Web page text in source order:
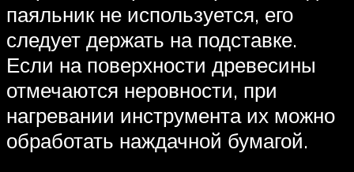
паяльник не используется, его
следует держать на подставке.
Если на поверхности древесины
отмечаются неровности, при
нагревании инструмента их можно
обработать наждачной бумагой.